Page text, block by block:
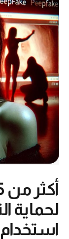
لحماية
استخدام